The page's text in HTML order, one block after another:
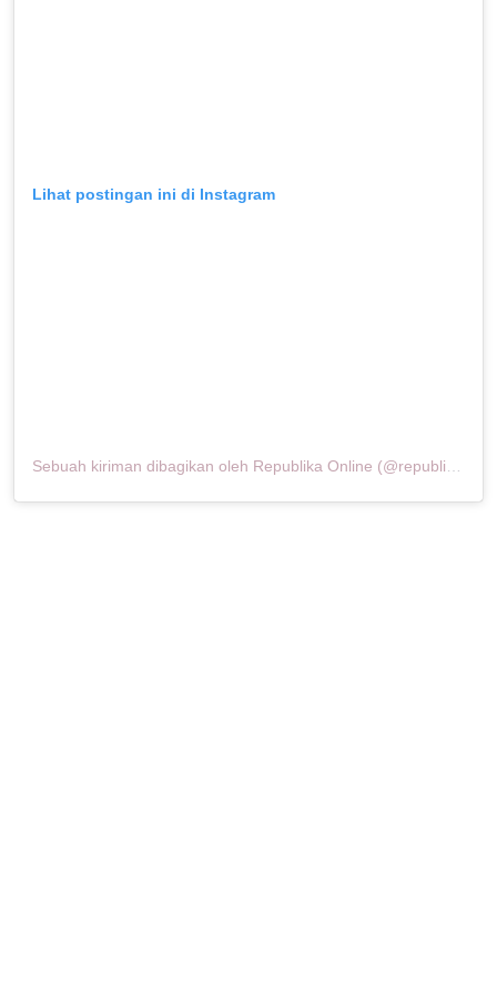
Lihat postingan ini di Instagram